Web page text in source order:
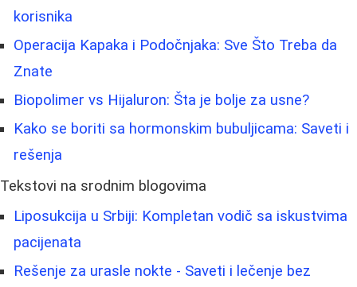
korisnika
Operacija Kapaka i Podočnjaka: Sve Što Treba da
Znate
Biopolimer vs Hijaluron: Šta je bolje za usne?
Kako se boriti sa hormonskim bubuljicama: Saveti i
rešenja
Tekstovi na srodnim blogovima
Liposukcija u Srbiji: Kompletan vodič sa iskustvima
pacijenata
Rešenje za urasle nokte - Saveti i lečenje bez